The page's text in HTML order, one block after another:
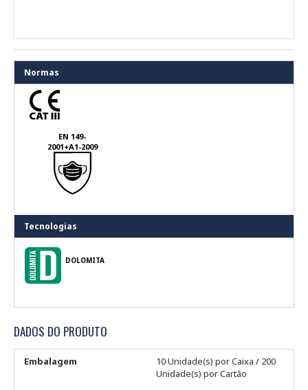
Normas
EN 149-
2001+A1-2009
Tecnologias
DOLOMITA
DADOS DO PRODUTO
Embalagem
10 Unidade(s) por Caixa / 200
Unidade(s) por Cartão